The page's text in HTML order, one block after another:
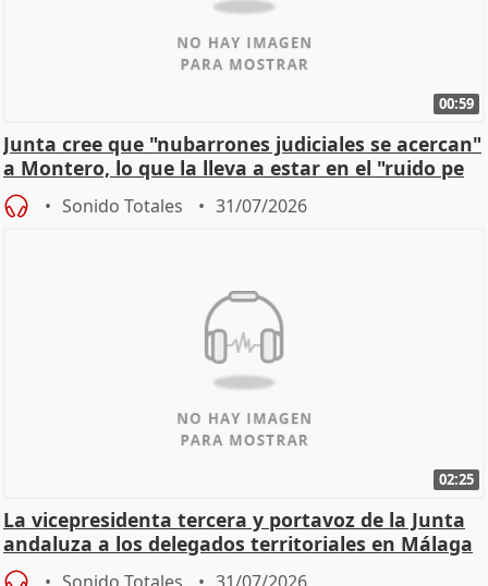
00:59
Junta cree que "nubarrones judiciales se acercan"
a Montero, lo que la lleva a estar en el "ruido pe
Sonido Totales 31/07/2026
02:25
La vicepresidenta tercera y portavoz de la Junta
andaluza a los delegados territoriales en Málaga